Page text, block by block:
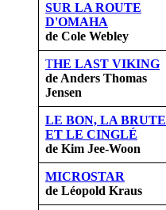
SUR LA ROUTE
D'OMAHA
de Cole Webley
THE LAST VIKING
de Anders Thomas
Jensen
LE BON, LA BRUTE
ET LE CINGLÉ
de Kim Jee-Woon
MICROSTAR
de Léopold Kraus